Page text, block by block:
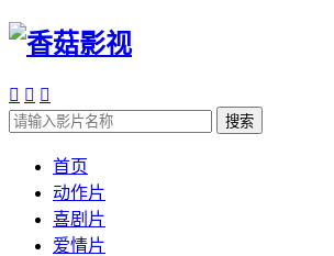
  
搜索
首页
动作片
喜剧片
爱情片